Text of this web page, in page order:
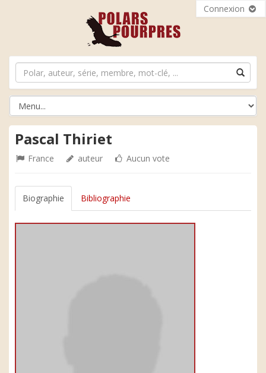
Connexion
Pascal Thiriet
France auteur Aucun vote
Biographie Bibliographie